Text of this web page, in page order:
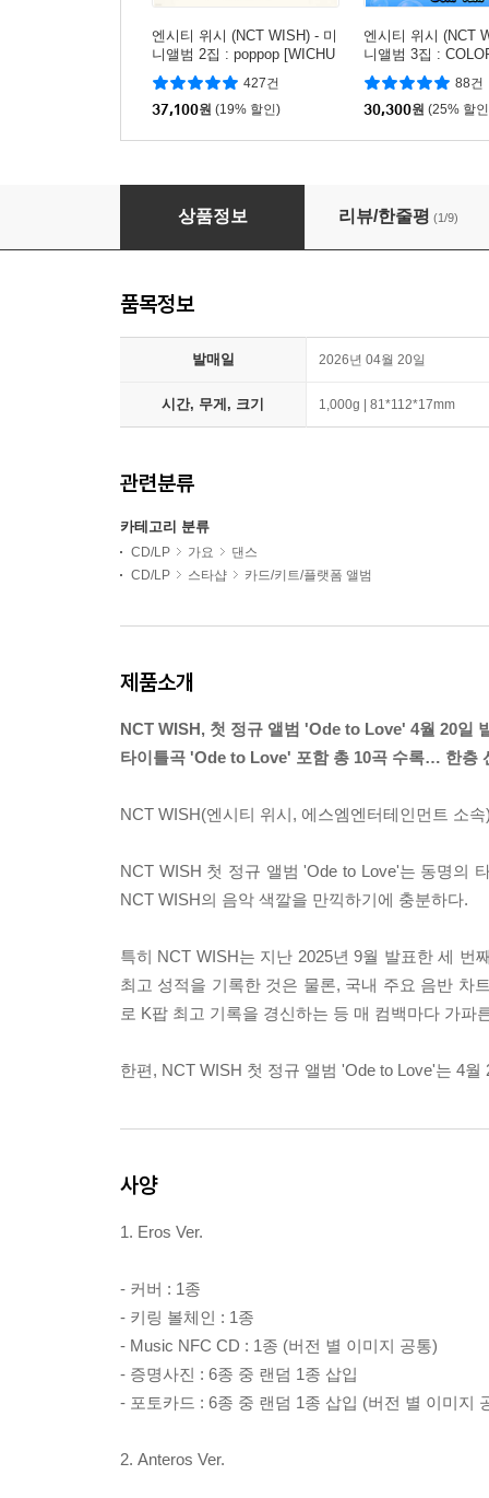
엔시티 위시 (NCT WISH) - 미
니앨범 2집 : poppop [WICHU
Ver.](스마트앨범)
427건
37,100원 (19% 할인)
엔시티 위시 (NCT
니앨범 3집 :
er.](스마트앨범)
88건
30,300원 (25% 할
엔시티 위시 (NCT WISH) - 1집 : Ode to Love
상품정보 리뷰/한줄평 (1/9)
품목정보
발매일 2026년 04월 20일
시간, 무게, 크기 1,000g | 81*112*17mm
관련분류
카테고리 분류
CD/LP 가요
댄스
CD/LP
스타샵 카드/키트/플랫폼 앨범
제품소개
NCT WISH, 첫 정규 앨범 'Ode to Love' 4월 20일
타이틀곡 'Ode to Love' 포함 총 10곡 수록… 한층
NCT WISH(엔시티 위시, 에스엠엔터테인먼트 소
NCT WISH 첫 정규 앨범 'Ode to Love'는 동명의
NCT WISH의 음악 색깔을 만끽하기에 충분하다.
특히 NCT WISH는 지난 2025년 9월 발표한 세 번
최고 성적을 기록한 것은 물론, 국내 주요 음반 차
로 K팝 최고 기록을 경신하는 등 매 컴백마다 가
한편, NCT WISH 첫 정규 앨범 'Ode to Love'는 4
사양
1. Eros Ver.
- 커버 : 1종
- 키링 볼체인 : 1종
- Music NFC CD : 1종 (버전 별 이미지 공통)
- 증명사진 : 6종 중 랜덤 1종 삽입
- 포토카드 : 6종 중 랜덤 1종 삽입 (버전 별 이미지
2. Anteros Ver.